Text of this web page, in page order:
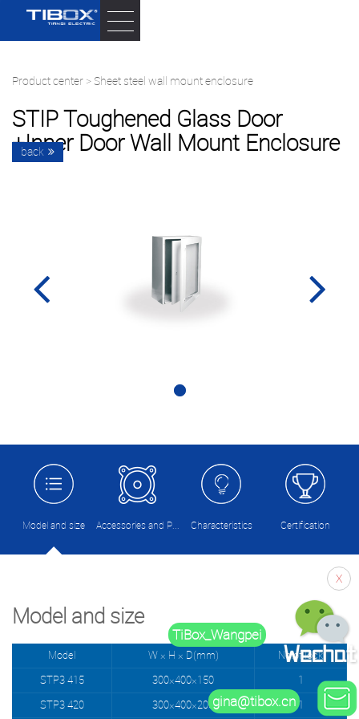
back
Product center >Sheet steel wall mount enclosure
STIP Toughened Glass Door
+inner Door Wall Mount Enclosure
Model and size Accessories and Picture Characteristics Certification
Model and size
Model W × H × D(mm) No.of lock
STP3 415 300×400×150 1
STP3 420 300×400×200 1
X
TiBox_Wangpei
gina@tibox.cn